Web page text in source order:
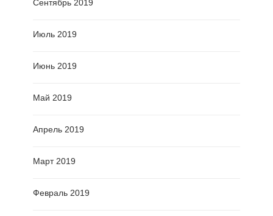
Сентябрь 2019
Июль 2019
Июнь 2019
Май 2019
Апрель 2019
Март 2019
Февраль 2019